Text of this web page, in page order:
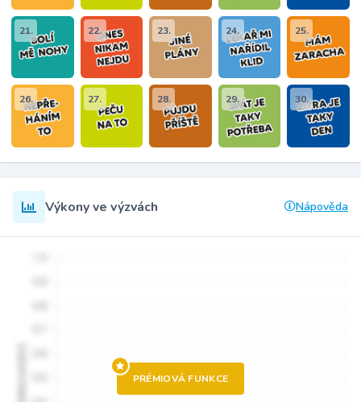
21. 22. 23. 24. 25.
26. 27. 28. 29. 30.
Výkony ve výzvách Nápověda
PRÉMIOVÁ FUNKCE